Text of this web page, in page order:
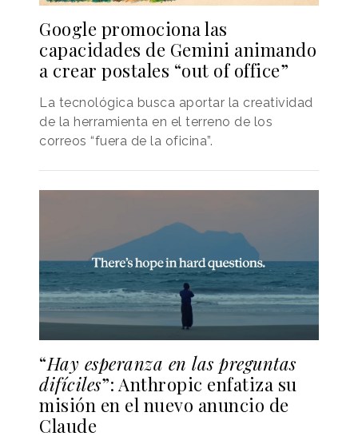
Google promociona las
capacidades de Gemini animando
a crear postales “out of office”
La tecnológica busca aportar la creatividad
de la herramienta en el terreno de los
correos “fuera de la oficina”.
“Hay esperanza en las preguntas
difíciles”: Anthropic enfatiza su
misión en el nuevo anuncio de
Claude